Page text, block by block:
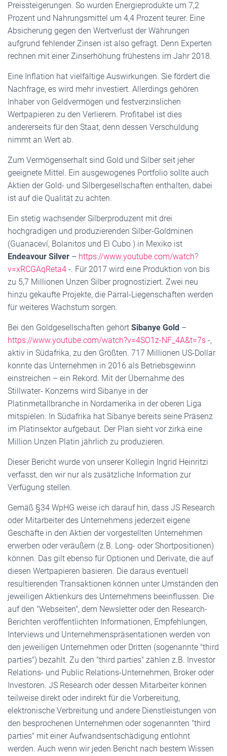
Preissteigerungen. So wurden Energieprodukte um 7,2
Prozent und Nahrungsmittel um 4,4 Prozent teurer. Eine
Absicherung gegen den Wertverlust der Währungen
aufgrund fehlender Zinsen ist also gefragt. Denn Experten
rechnen mit einer Zinserhöhung frühestens im Jahr 2018.
Eine Inflation hat vielfältige Auswirkungen. Sie fördert die
Nachfrage, es wird mehr investiert. Allerdings gehören
Inhaber von Geldvermögen und festverzinslichen
Wertpapieren zu den Verlierern. Profitabel ist dies
andererseits für den Staat, denn dessen Verschuldung
nimmt an Wert ab.
Zum Vermögenserhalt sind Gold und Silber seit jeher
geeignete Mittel. Ein ausgewogenes Portfolio sollte auch
Aktien der Gold- und Silbergesellschaften enthalten, dabei
ist auf die Qualität zu achten.
Ein stetig wachsender Silberproduzent mit drei
hochgradigen und produzierenden Silber-Goldminen
(Guanaceví, Bolanitos und El Cubo ) in Mexiko ist
Endeavour Silver – https://www.youtube.com/watch?
v=xRCGAqReta4 -. Für 2017 wird eine Produktion von bis
zu 5,7 Millionen Unzen Silber prognostiziert. Zwei neu
hinzu gekaufte Projekte, die Parral-Liegenschaften werden
für weiteres Wachstum sorgen.
Bei den Goldgesellschaften gehört Sibanye Gold –
https://www.youtube.com/watch?v=4SO1z-NF_4A&t=7s -,
aktiv in Südafrika, zu den Größten. 717 Millionen US-Dollar
konnte das Unternehmen in 2016 als Betriebsgewinn
einstreichen – ein Rekord. Mit der Übernahme des
Stillwater- Konzerns wird Sibanye in der
Platinmetallbranche in Nordamerika in der oberen Liga
mitspielen. In Südafrika hat Sibanye bereits seine Präsenz
im Platinsektor aufgebaut. Der Plan sieht vor zirka eine
Million Unzen Platin jährlich zu produzieren.
Dieser Bericht wurde von unserer Kollegin Ingrid Heinritzi
verfasst, den wir nur als zusätzliche Information zur
Verfügung stellen.
Gemäß §34 WpHG weise ich darauf hin, dass JS Research
oder Mitarbeiter des Unternehmens jederzeit eigene
Geschäfte in den Aktien der vorgestellten Unternehmen
erwerben oder veräußern (z.B. Long- oder Shortpositionen)
können. Das gilt ebenso für Optionen und Derivate, die auf
diesen Wertpapieren basieren. Die daraus eventuell
resultierenden Transaktionen können unter Umständen den
jeweiligen Aktienkurs des Unternehmens beeinflussen. Die
auf den "Webseiten", dem Newsletter oder den Research-
Berichten veröffentlichten Informationen, Empfehlungen,
Interviews und Unternehmenspräsentationen werden von
den jeweiligen Unternehmen oder Dritten (sogenannte "third
parties") bezahlt. Zu den "third parties" zählen z.B. Investor
Relations- und Public Relations-Unternehmen, Broker oder
Investoren. JS Research oder dessen Mitarbeiter können
teilweise direkt oder indirekt für die Vorbereitung,
elektronische Verbreitung und andere Dienstleistungen von
den besprochenen Unternehmen oder sogenannten "third
parties" mit einer Aufwandsentschädigung entlohnt
werden. Auch wenn wir jeden Bericht nach bestem Wissen